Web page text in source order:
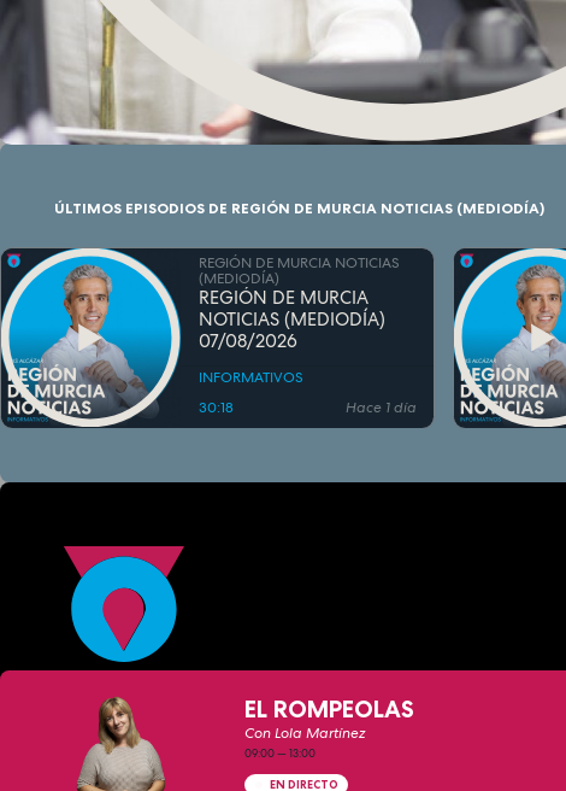
ÚLTIMOS EPISODIOS DE REGIÓN DE MURCIA NOTICIAS (MEDIODÍA)
REGIÓN DE MURCIA NOTICIAS
(MEDIODÍA)
REGIÓN DE MURCIA
NOTICIAS (MEDIODÍA)
07/08/2026
INFORMATIVOS
30:18
Hace 1 día
EL ROMPEOLAS
Con Lola Martínez
09:00—13:00
EN DIRECTO